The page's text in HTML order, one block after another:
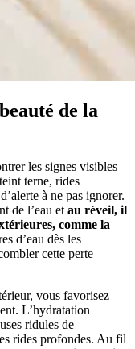
de la
les signes visibles
terne, rides
à ne pas ignorer.
de l’eau et au réveil, il
comme la
d’eau dès les
cette perte
vous favorisez
L’hydratation
ridules de
rides profondes. Au fil